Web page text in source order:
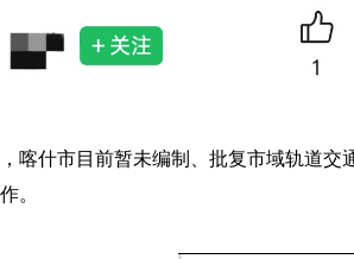
什市目前暂未编制、批复市域轨道交
。